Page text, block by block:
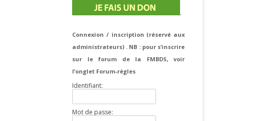
.
Connexion / inscription (réservé aux
administrateurs) . NB : pour s’inscrire
sur le forum de la FMBDS, voir
l’onglet Forum-règles
Identifiant:
Mot de passe: